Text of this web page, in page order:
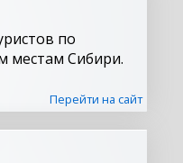
по
местам Сибири.
Перейти на сайт